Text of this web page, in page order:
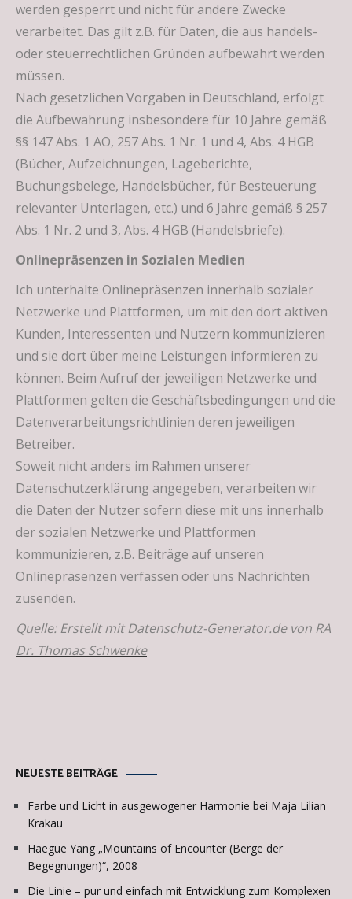
werden gesperrt und nicht für andere Zwecke
verarbeitet. Das gilt z.B. für Daten, die aus handels-
oder steuerrechtlichen Gründen aufbewahrt werden
müssen.
Nach gesetzlichen Vorgaben in Deutschland, erfolgt
die Aufbewahrung insbesondere für 10 Jahre gemäß
§§ 147 Abs. 1 AO, 257 Abs. 1 Nr. 1 und 4, Abs. 4 HGB
(Bücher, Aufzeichnungen, Lageberichte,
Buchungsbelege, Handelsbücher, für Besteuerung
relevanter Unterlagen, etc.) und 6 Jahre gemäß § 257
Abs. 1 Nr. 2 und 3, Abs. 4 HGB (Handelsbriefe).
Onlinepräsenzen in Sozialen Medien
Ich unterhalte Onlinepräsenzen innerhalb sozialer
Netzwerke und Plattformen, um mit den dort aktiven
Kunden, Interessenten und Nutzern kommunizieren
und sie dort über meine Leistungen informieren zu
können. Beim Aufruf der jeweiligen Netzwerke und
Plattformen gelten die Geschäftsbedingungen und die
Datenverarbeitungsrichtlinien deren jeweiligen
Betreiber.
Soweit nicht anders im Rahmen unserer
Datenschutzerklärung angegeben, verarbeiten wir
die Daten der Nutzer sofern diese mit uns innerhalb
der sozialen Netzwerke und Plattformen
kommunizieren, z.B. Beiträge auf unseren
Onlinepräsenzen verfassen oder uns Nachrichten
zusenden.
Quelle: Erstellt mit Datenschutz-Generator.de von RA
Dr. Thomas Schwenke
NEUESTE BEITRÄGE
Farbe und Licht in ausgewogener Harmonie bei Maja Lilian
Krakau
Haegue Yang „Mountains of Encounter (Berge der
Begegnungen)“, 2008
Die Linie – pur und einfach mit Entwicklung zum Komplexen